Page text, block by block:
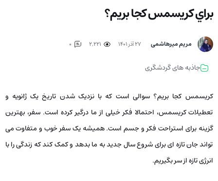
براي كريسمس كجا بريم؟
مریم میرهاشمی ۲۷ آذر ۱۴۰۱
جاذبه های گردشگری
کریسمس کجا بریم؟ سوالی است که با نزدیک شدن تاریخ یک ژانویه و
تعطیلات کریسمس، احتمالا فکر خیلی از ما درگیر کرده است. سفر، بهترین
گزینه برای استراحت فکر و جسم است. همیشه یک سفر خوب و متفاوت می
تواند جان تازه­ ای برای شروع سال جدید به ما بدهد و کمک کند که زندگی را با
انرژی تازه از سر بگیریم.